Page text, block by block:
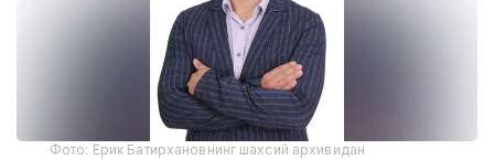
Фото: Ерик Батирхановнинг шахсий архивидан